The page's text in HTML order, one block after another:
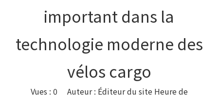
important dans la
technologie moderne des
vélos cargo
Vues : 0 Auteur : Éditeur du site Heure de